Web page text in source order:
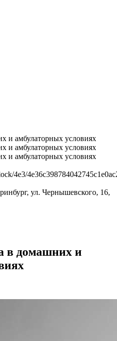
и амбулаторных условиях
и амбулаторных условиях
и амбулаторных условиях
4e3/
ул. Чернышевского, 16,
в домашних и